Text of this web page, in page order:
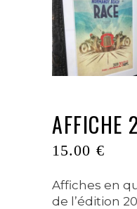
AFFICHE
15.00 €
Affiches en
de l’édition